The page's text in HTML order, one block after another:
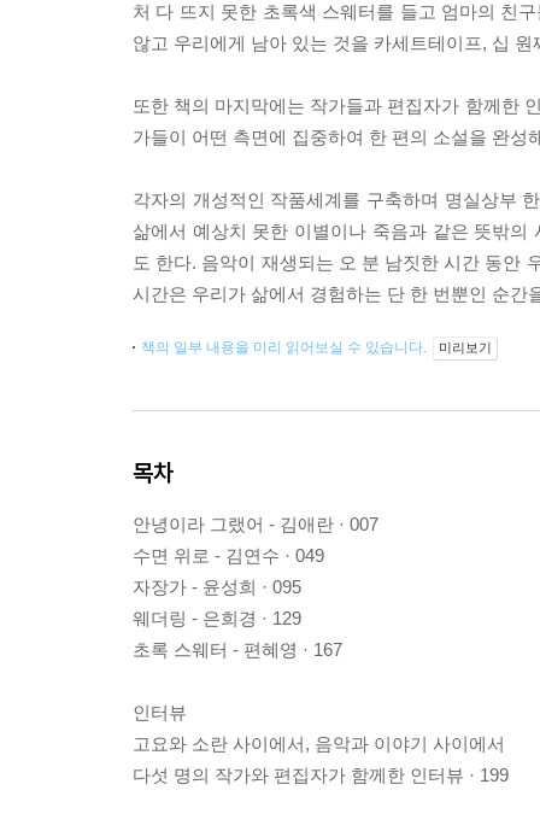
처 다 뜨지 못한 초록색 스웨터를 들고 엄마의 친
않고 우리에게 남아 있는 것을 카세트테이프, 십
또한 책의 마지막에는 작가들과 편집자가 함께한
가들이 어떤 측면에 집중하여 한 편의 소설을 완
각자의 개성적인 작품세계를 구축하며 명실상부
삶에서 예상치 못한 이별이나 죽음과 같은 뜻밖
도 한다. 음악이 재생되는 오 분 남짓한 시간 동안
시간은 우리가 삶에서 경험하는 단 한 번뿐인 순
책의 일부 내용을 미리 읽어보실 수 있습니다. 미리보기
목차
안녕이라 그랬어 - 김애란 · 007
수면 위로 - 김연수 · 049
자장가 - 윤성희 · 095
웨더링 - 은희경 · 129
초록 스웨터 - 편혜영 · 167
인터뷰
고요와 소란 사이에서, 음악과 이야기 사이에서
다섯 명의 작가와 편집자가 함께한 인터뷰 · 199